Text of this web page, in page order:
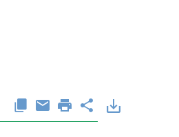
Representación